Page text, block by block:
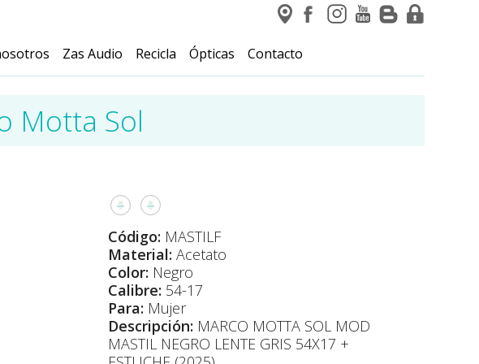
Zas Audio Recicla Ópticas Contacto
Motta Sol
Código: MASTILF
Material: Acetato
Color: Negro
Calibre: 54-17
Para: Mujer
Descripción: MARCO MOTTA SOL MOD
MASTIL NEGRO LENTE GRIS 54X17 +